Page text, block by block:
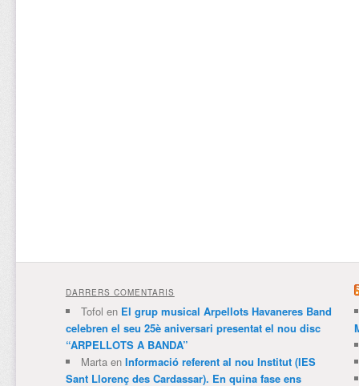
DARRERS COMENTARIS
Tofol en El grup musical Arpellots Havaneres Band
celebren el seu 25è aniversari presentat el nou disc
“ARPELLOTS A BANDA”
Martaen Informació referent al nou Institut (IES
Sant Llorenç des Cardassar). En quina fase ens